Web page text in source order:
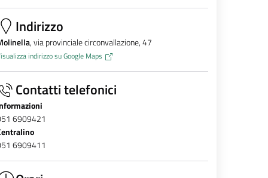
Indirizzo
, via provinciale circonvallazione, 47
indirizzo su Google Maps
Contatti telefonici
6909421
6909411